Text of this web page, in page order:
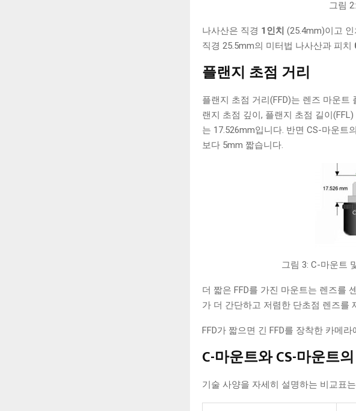
그림
나사산은 직경 1인치(25.4mm)이고
직경 25.5mm의 미터법 나사산과 피치
플랜지 초점 거리
플랜지 초점 거리(FFD)는 렌즈 마운
랜지 초점 깊이, 플랜지 초점 길이
는 17.526mm입니다. 반면 CS-마운트
보다 5mm 짧습니다.
그림 3: C-마운트
더 짧은 FFD를 가진 마운트는 렌즈를
가 더 간단하고 저렴한 단초점 렌즈를
FFD가 짧으면 긴 FFD를 장착한 카메
C-마운트와 CS-마운트
기술 사양을 자세히 설명하는 비교표